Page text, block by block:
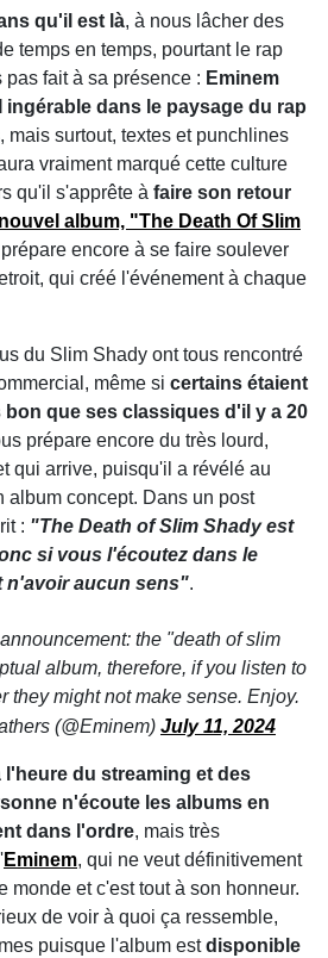
qu'il est là, à nous lâcher des
temps en temps, pourtant le rap
fait à sa présence : Eminem
ingérable dans le paysage du rap
mais surtout, textes et punchlines
vraiment marqué cette culture
qu'il s'apprête à faire son retour
album, "The Death Of Slim
encore à se faire soulever
qui créé l'événement à chaque
du Slim Shady ont tous rencontré
même si certains étaient
que ses classiques d'il y a 20
prépare encore du très lourd,
qui arrive, puisqu'il a révélé au
album concept. Dans un post
: "The Death of Slim Shady est
si vous l'écoutez dans le
n'avoir aucun sens".
the "death of slim
album, therefore, if you listen to
they might not make sense. Enjoy.
(@Eminem) July 11, 2024
du streaming et des
n'écoute les albums en
dans l'ordre, mais très
Eminem, qui ne veut définitivement
monde et c'est tout à son honneur.
de voir à quoi ça ressemble,
puisque l'album estdisponible